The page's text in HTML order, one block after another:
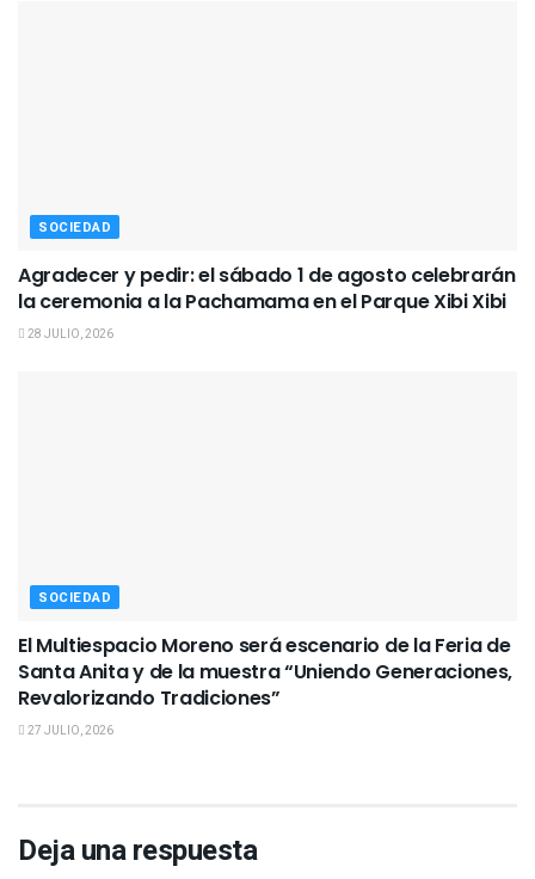
SOCIEDAD
Agradecer y pedir: el sábado 1 de agosto celebrarán
la ceremonia a la Pachamama en el Parque Xibi Xibi
28 JULIO, 2026
SOCIEDAD
El Multiespacio Moreno será escenario de la Feria de
Santa Anita y de la muestra “Uniendo Generaciones,
Revalorizando Tradiciones”
27 JULIO, 2026
Deja una respuesta